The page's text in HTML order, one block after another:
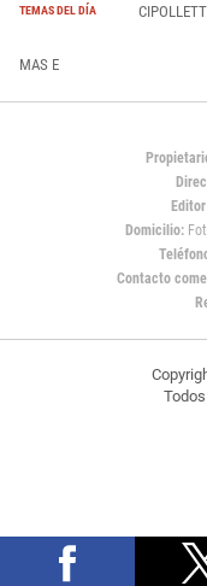
TEMAS DEL DÍA
MAS E
Domicilio:
Contacto